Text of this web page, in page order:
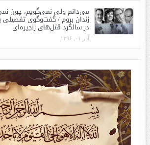
می‌دانم ولی نمی‌گویم، چون
زندان بروم / گفت‌وگوی تفصیلی
در سالگرد قتل‌های زنجیره‌ای
آذر ۰۱, ۱۳۹۶